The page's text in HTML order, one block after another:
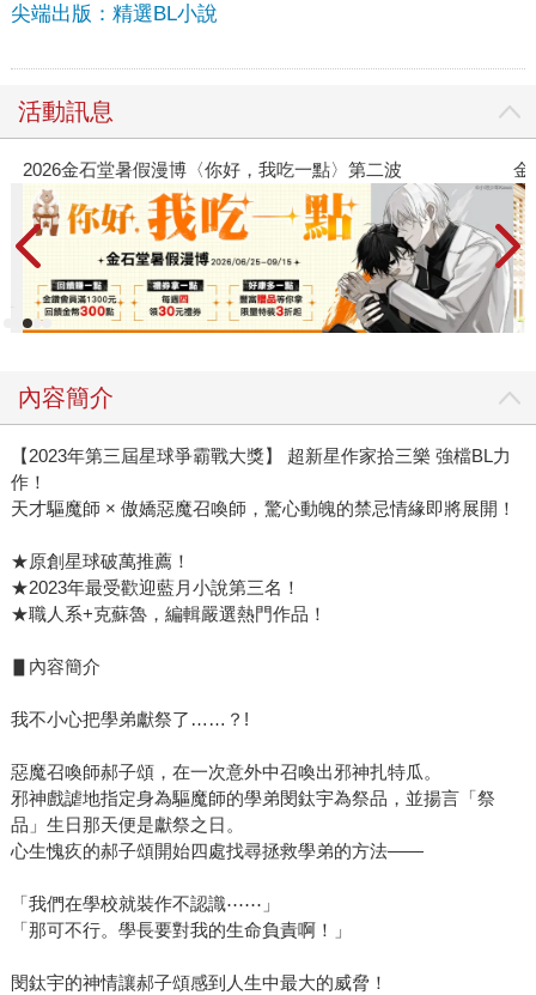
尖端出版：精選BL小說
活動訊息
2026金石堂暑假漫博〈你好，我吃一點〉第二波 金
內容簡介
【2023年第三屆星球爭霸戰大獎】 超新星作家拾三樂 強檔BL力
作！
天才驅魔師 × 傲嬌惡魔召喚師，驚心動魄的禁忌情緣即將展開！
★原創星球破萬推薦！
★2023年最受歡迎藍月小說第三名！
★職人系+克蘇魯，編輯嚴選熱門作品！
▋內容簡介
我不小心把學弟獻祭了……？!
惡魔召喚師郝子頌，在一次意外中召喚出邪神扎特瓜。
邪神戲謔地指定身為驅魔師的學弟閔鈦宇為祭品，並揚言「祭
品」生日那天便是獻祭之日。
心生愧疚的郝子頌開始四處找尋拯救學弟的方法——
「我們在學校就裝作不認識⋯⋯」
「那可不行。學長要對我的生命負責啊！」
閔鈦宇的神情讓郝子頌感到人生中最大的威脅！